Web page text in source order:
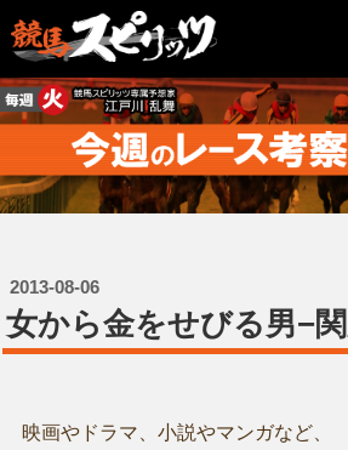
2013-08-06
女から金をせびる男−
映画やドラマ、小説やマンガなど、